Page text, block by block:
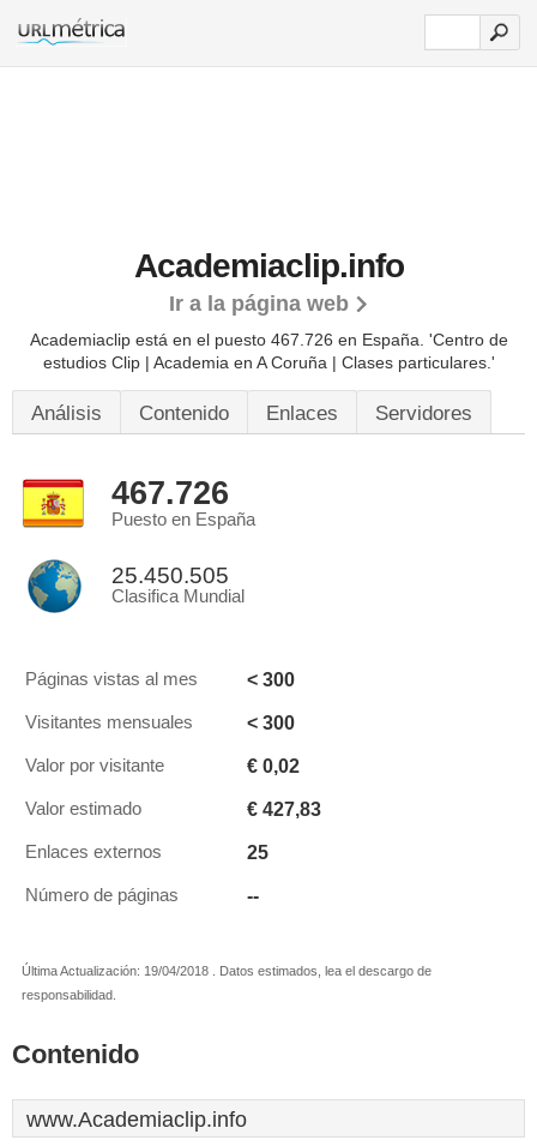
Academiaclip.info
Ir a la página web
Academiaclip está en el puesto 467.726 en España. 'Centro de
estudios Clip | Academia en A Coruña | Clases particulares.'
Análisis Contenido Enlaces Servidores
467.726
Puesto en España
25.450.505
Clasifica Mundial
Páginas vistas al mes < 300
Visitantes mensuales < 300
Valor por visitante € 0,02
Valor estimado € 427,83
Enlaces externos 25
Número de páginas --
Última Actualización: 19/04/2018 . Datos estimados, lea el descargo de
responsabilidad.
Contenido
www.Academiaclip.info